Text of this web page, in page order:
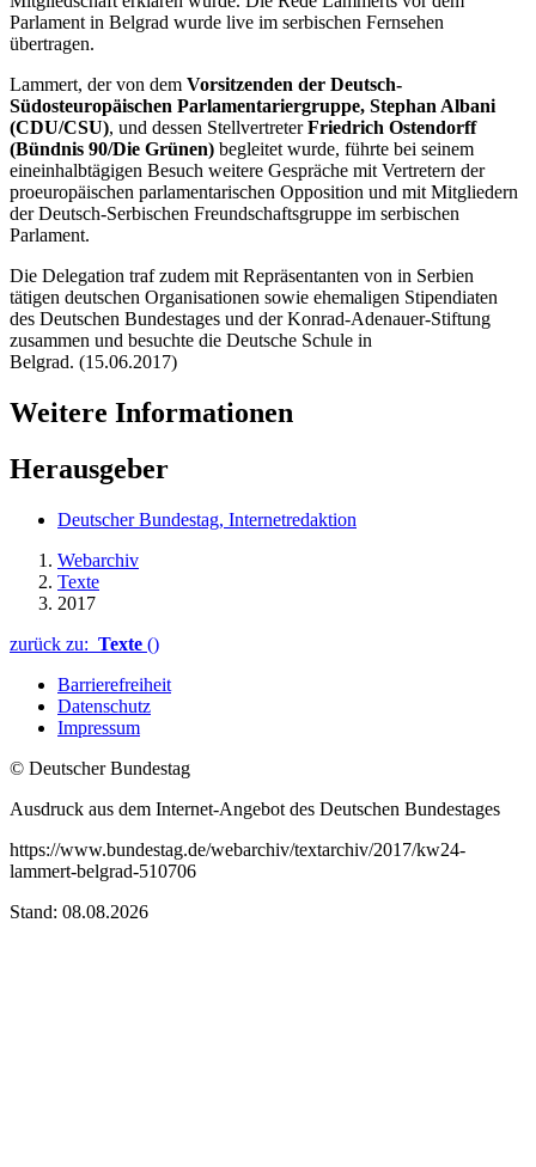
Parlament in Belgrad wurde live im serbischen Fernsehen
übertragen.
Lammert, der von dem Vorsitzenden der Deutsch-
Südosteuropäischen Parlamentariergruppe, Stephan Albani
(CDU/CSU), und dessen StellvertreterFriedrich Ostendorff
(Bündnis 90/Die Grünen) begleitet wurde, führte bei seinem
eineinhalbtägigen Besuch weitere Gespräche mit Vertretern der
proeuropäischen parlamentarischen Opposition und mit Mitgliedern
der Deutsch-Serbischen Freundschaftsgruppe im serbischen
Parlament.
Die Delegation traf zudem mit Repräsentanten von in Serbien
tätigen deutschen Organisationen sowie ehemaligen Stipendiaten
des Deutschen Bundestages und der Konrad-Adenauer-Stiftung
zusammen und besuchte die Deutsche Schule in
Belgrad. (15.06.2017)
Weitere Informationen
Herausgeber
Deutscher Bundestag, Internetredaktion
Webarchiv
Texte
2017
zurück zu: Texte ()
Barrierefreiheit
Datenschutz
Impressum
© Deutscher Bundestag
Ausdruck aus dem Internet-Angebot des Deutschen Bundestages
https://www.bundestag.de/webarchiv/textarchiv/2017/kw24-
lammert-belgrad-510706
Stand: 08.08.2026